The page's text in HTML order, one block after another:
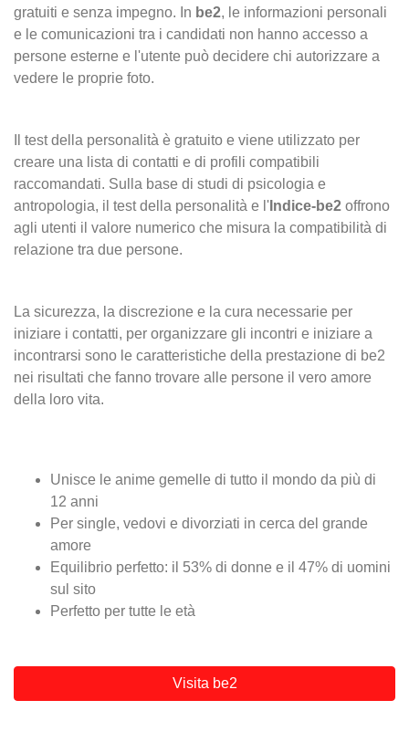
gratuiti e senza impegno. In be2, le informazioni personali
e le comunicazioni tra i candidati non hanno accesso a
persone esterne e l'utente può decidere chi autorizzare a
vedere le proprie foto.
Il test della personalità è gratuito e viene utilizzato per
creare una lista di contatti e di profili compatibili
raccomandati. Sulla base di studi di psicologia e
antropologia, il test della personalità e l' Indice-be2 offrono
agli utenti il valore numerico che misura la compatibilità di
relazione tra due persone.
La sicurezza, la discrezione e la cura necessarie per
iniziare i contatti, per organizzare gli incontri e iniziare a
incontrarsi sono le caratteristiche della prestazione di be2
nei risultati che fanno trovare alle persone il vero amore
della loro vita.
Unisce le anime gemelle di tutto il mondo da più di
12 anni
Per single, vedovi e divorziati in cerca del grande
amore
Equilibrio perfetto: il 53% di donne e il 47% di uomini
sul sito
Perfetto per tutte le età
Visita be2